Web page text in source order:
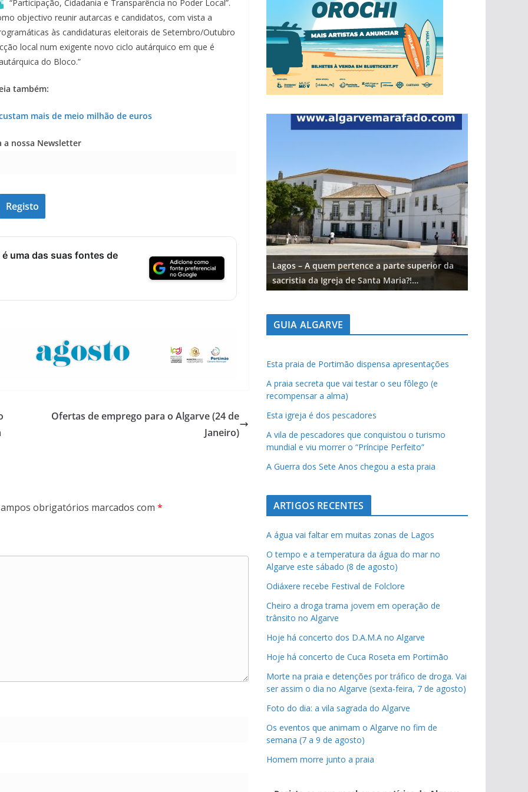
“Participação, Cidadania e Transparência no Poder Local”.
objectivo reunir autarcas e candidatos, com vista a
às candidaturas eleitorais de Setembro/Outubro
local num exigente novo ciclo autárquico em que é
do Bloco.”
também:
mais de meio milhão de euros
a nossa Newsletter
uma das suas fontes de
Ofertas de emprego para o Algarve (24 de
Janeiro)
obrigatórios marcados com *
Lagos – A quem pertence a parte superior da
sacristia da Igreja de Santa Maria?!…
Lagos – A quem pertence a parte superior da
sacristia da Igreja de Santa Maria?!…
GUIA ALGARVE
Esta praia de Portimão dispensa apresentações
A praia secreta que vai testar o seu fôlego (e
recompensar a alma)
Esta igreja é dos pescadores
A vila de pescadores que conquistou o turismo
mundial e viu morrer o “Príncipe Perfeito”
A Guerra dos Sete Anos chegou a esta praia
ARTIGOS RECENTES
A água vai faltar em muitas zonas de Lagos
O tempo e a temperatura da água do mar no
Algarve este sábado (8 de agosto)
Odiáxere recebe Festival de Folclore
Cheiro a droga trama jovem em operação de
trânsito no Algarve
Hoje há concerto dos D.A.M.A no Algarve
Hoje há concerto de Cuca Roseta em Portimão
Morte na praia e detenções por tráfico de droga. Vai
ser assim o dia no Algarve (sexta-feira, 7 de agosto)
Foto do dia: a vila sagrada do Algarve
Os eventos que animam o Algarve no fim de
semana (7 a 9 de agosto)
Homem morre junto a praia